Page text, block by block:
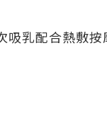
乳配合熱敷